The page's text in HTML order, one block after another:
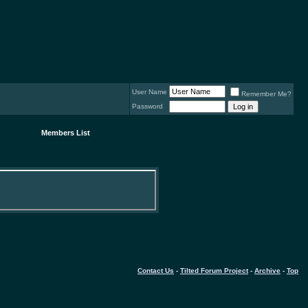
User Name
Remember Me?
Password
Members List
Contact Us - Tilted Forum Project- Archive - Top